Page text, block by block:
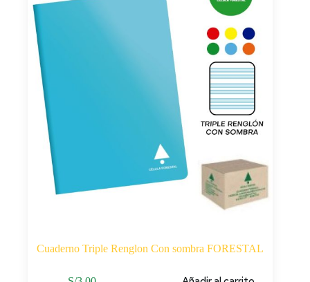
Cuaderno Triple Renglon Con sombra FORESTAL